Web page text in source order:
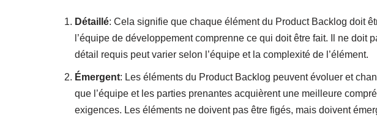
Détaillé: Cela signifie que chaque élément du Product Backlog doit
l’équipe de développement comprenne ce qui doit être fait. Il ne doit
détail requis peut varier selon l’équipe et la complexité de l’élément.
Émergent: Les éléments du Product Backlog peuvent évoluer et
que l’équipe et les parties prenantes acquièrent une meilleure
exigences. Les éléments ne doivent pas être figés, mais doivent